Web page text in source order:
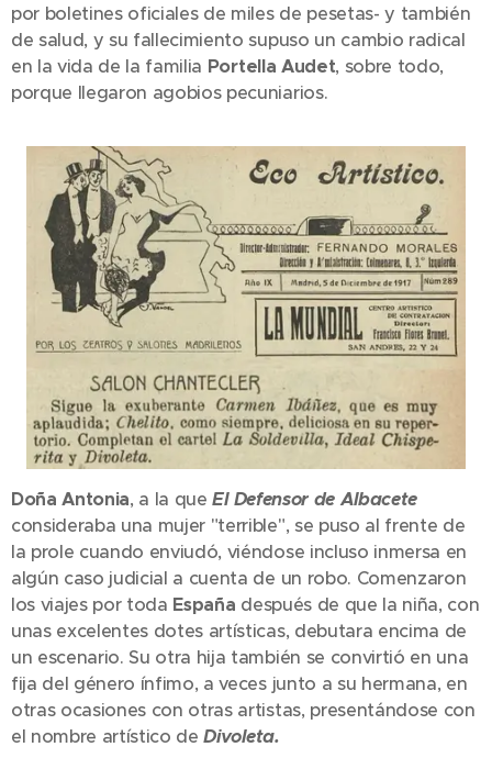
por boletines oficiales de miles de pesetas- y también
de salud, y su fallecimiento supuso un cambio radical
en la vida de la familia Portella Audet, sobre todo,
porque llegaron agobios pecuniarios.
Doña Antonia, a la queEl Defensor de Albacete
consideraba una mujer "terrible", se puso al frente de
la prole cuando enviudó, viéndose incluso inmersa en
algún caso judicial a cuenta de un robo. Comenzaron
los viajes por toda España después de que la niña, con
unas excelentes dotes artísticas, debutara encima de
un escenario. Su otra hija también se convirtió en una
fija del género ínfimo, a veces junto a su hermana, en
otras ocasiones con otras artistas, presentándose con
el nombre artístico deDivoleta.